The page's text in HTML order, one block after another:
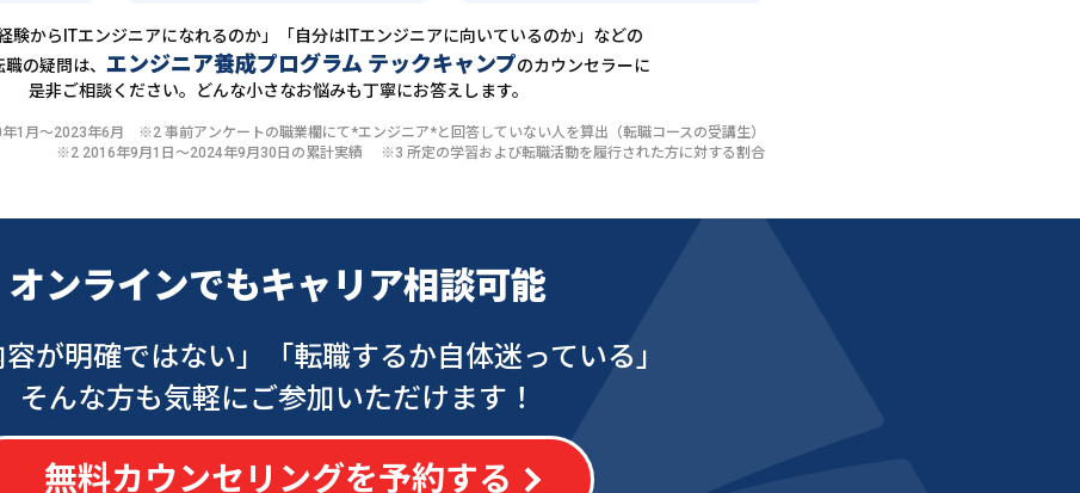
験からITエンジニアになれるのか」「自分はITエンジニアに向いているのか」などの
の疑問は、 エンジニア養成プログラム テックキャンプのカウンセラーに
是非ご相談ください。どんな小さなお悩みも丁寧にお答えします。
1月〜2023年6月 ※2 事前アンケートの職業欄にて*エンジニア*と回答していない人を算出（転職コースの受講生）
※2 2016年9月1日〜2024年9月30日の累計実績 ※3 所定の学習および転職活動を履行された方に対する割合
オンラインでもキャリア相談可能
容が明確ではない」
「転職するか自体迷っている」
そんな方も気軽にご参加いただけます！
無料カウンセリングを予約する